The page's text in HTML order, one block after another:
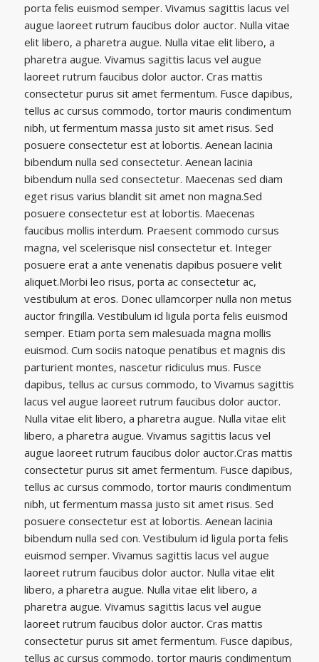
porta felis euismod semper. Vivamus sagittis lacus vel
augue laoreet rutrum faucibus dolor auctor. Nulla vitae
elit libero, a pharetra augue. Nulla vitae elit libero, a
pharetra augue. Vivamus sagittis lacus vel augue
laoreet rutrum faucibus dolor auctor. Cras mattis
consectetur purus sit amet fermentum. Fusce dapibus,
tellus ac cursus commodo, tortor mauris condimentum
nibh, ut fermentum massa justo sit amet risus. Sed
posuere consectetur est at lobortis. Aenean lacinia
bibendum nulla sed consectetur. Aenean lacinia
bibendum nulla sed consectetur. Maecenas sed diam
eget risus varius blandit sit amet non magna.Sed
posuere consectetur est at lobortis. Maecenas
faucibus mollis interdum. Praesent commodo cursus
magna, vel scelerisque nisl consectetur et. Integer
posuere erat a ante venenatis dapibus posuere velit
aliquet.Morbi leo risus, porta ac consectetur ac,
vestibulum at eros. Donec ullamcorper nulla non metus
auctor fringilla. Vestibulum id ligula porta felis euismod
semper. Etiam porta sem malesuada magna mollis
euismod. Cum sociis natoque penatibus et magnis dis
parturient montes, nascetur ridiculus mus. Fusce
dapibus, tellus ac cursus commodo, to Vivamus sagittis
lacus vel augue laoreet rutrum faucibus dolor auctor.
Nulla vitae elit libero, a pharetra augue. Nulla vitae elit
libero, a pharetra augue. Vivamus sagittis lacus vel
augue laoreet rutrum faucibus dolor auctor.Cras mattis
consectetur purus sit amet fermentum. Fusce dapibus,
tellus ac cursus commodo, tortor mauris condimentum
nibh, ut fermentum massa justo sit amet risus. Sed
posuere consectetur est at lobortis. Aenean lacinia
bibendum nulla sed con. Vestibulum id ligula porta felis
euismod semper. Vivamus sagittis lacus vel augue
laoreet rutrum faucibus dolor auctor. Nulla vitae elit
libero, a pharetra augue. Nulla vitae elit libero, a
pharetra augue. Vivamus sagittis lacus vel augue
laoreet rutrum faucibus dolor auctor. Cras mattis
consectetur purus sit amet fermentum. Fusce dapibus,
tellus ac cursus commodo, tortor mauris condimentum